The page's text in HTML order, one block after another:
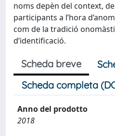
noms depèn del context,
participants a l’hora
com de la tradició
d’identificació.
Scheda breve
Scheda completa
Anno del prodotto
2018